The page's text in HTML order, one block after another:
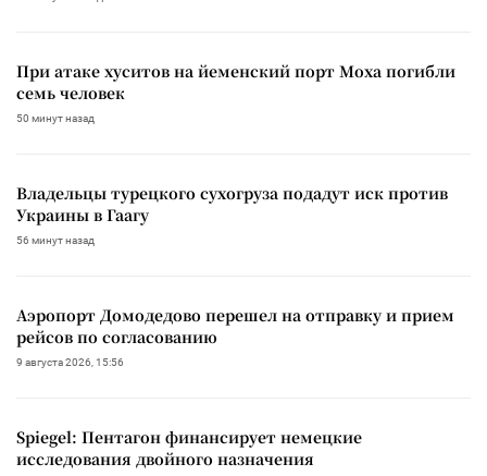
При атаке хуситов на йеменский порт Моха погибли
семь человек
50 минут назад
Владельцы турецкого сухогруза подадут иск против
Украины в Гаагу
56 минут назад
Аэропорт Домодедово перешел на отправку и прием
рейсов по согласованию
9 августа 2026, 15:56
Spiegel: Пентагон финансирует немецкие
исследования двойного назначения